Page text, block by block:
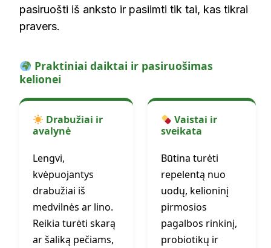
pasiruošti iš anksto ir pasiimti tik tai, kas tikrai
pravers.
Praktiniai daiktai ir pasiruošimas
kelionei
Drabužiai ir
avalynė
Lengvi,
kvėpuojantys
drabužiai iš
medvilnės ar lino.
Reikia turėti skarą
ar šaliką pečiams,
Vaistai ir
sveikata
Būtina turėti
repelentą nuo
uodų, kelioninį
pirmosios
pagalbos rinkinį,
probiotikų ir